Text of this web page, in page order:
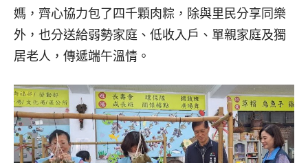
媽，齊心協力包了四千顆肉粽，除與里民分享同樂
外，也分送給弱勢家庭、低收入戶、單親家庭及獨
居老人，傳遞端午溫情。